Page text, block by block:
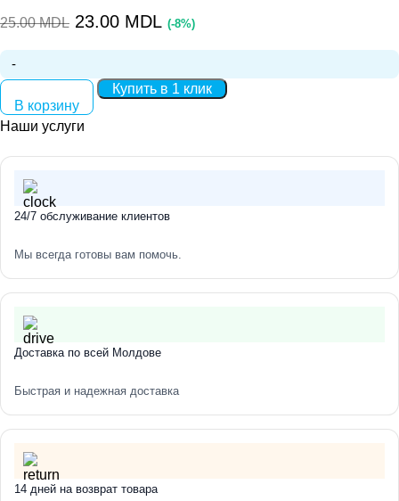
25.00MDL 23.00 MDL (-8%)
Количество:
В корзину
Купить в 1 клик
Наши услуги
24/7 обслуживание клиентов
Мы всегда готовы вам помочь.
Доставка по всей Молдове
Быстрая и надежная доставка
14 дней на возврат товара